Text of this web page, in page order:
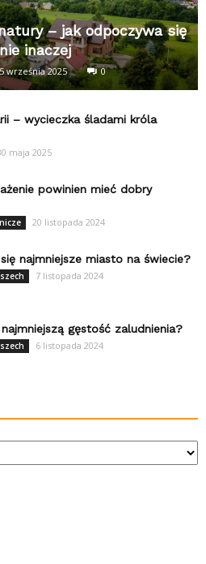
– jak odpoczywa się
inaczej
września 2025 0
– wycieczka śladami króla
maja 2025
powinien mieć dobry
20 listopada 2024
najmniejsze miasto na świecie?
7 listopada 2024
gęstość zaludnienia?
6 listopada 2024